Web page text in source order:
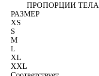
ПРОПОРЦИИ
РАЗМЕР
XS
S
M
L
XL
XXL